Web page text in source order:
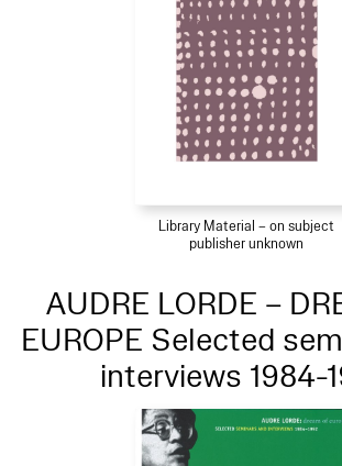
Library Material – on subject
publisher unknown
AUDRE LORDE –
EUROPE Selected
interviews 1984-